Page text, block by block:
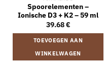
Spoorelementen –
Ionische D3 + K2 – 59 ml
39.68€
TOEVOEGEN AAN
WINKELWAGEN